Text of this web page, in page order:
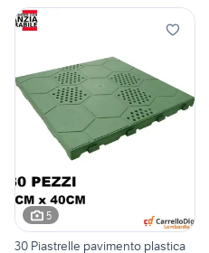
5
30 Piastrelle pavimento plastica